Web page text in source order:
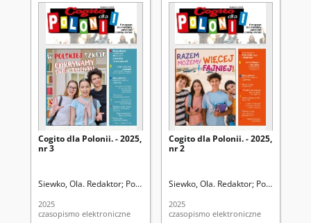
Cogito dla Polonii. - 2025,
nr 3
Siewko, Ola. Redaktor Polskie Bractwo Kawalerów Gutenberga
2025
czasopismo elektroniczne
Cogito dla Polonii. - 2025,
nr 2
Siewko, Ola. Redaktor Polskie
2025
czasopismo elektroniczne